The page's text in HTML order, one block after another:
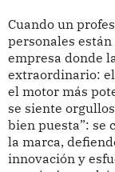
Cuando un
personales
empresa donde
extraordinario:
el motor más
se siente
bien puesta”: se
la marca,
innovación y